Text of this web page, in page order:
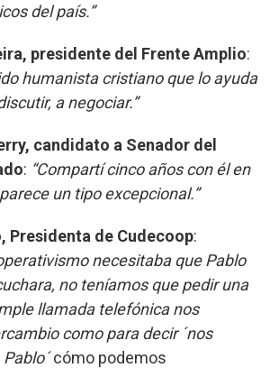
del país.”
presidente del Frente Amplio:
humanista cristiano que lo ayuda
a negociar.”
candidato a Senador del
: “Compartí cinco años con él en
un tipo excepcional.”
Presidenta de Cudecoop:
necesitaba que Pablo
no teníamos que pedir una
llamada telefónica nos
como para decir ´nos
cómo podemos